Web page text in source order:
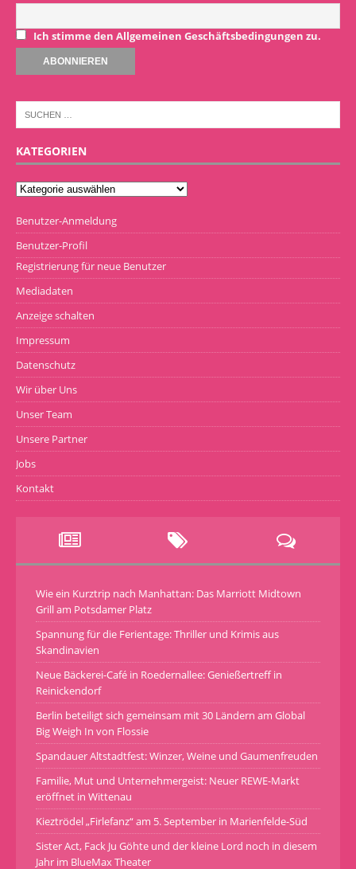
Ich stimme den Allgemeinen Geschäftsbedingungen zu.
KATEGORIEN
Benutzer-Anmeldung
Benutzer-Profil
Registrierung für neue Benutzer
Mediadaten
Anzeige schalten
Impressum
Datenschutz
Wir über Uns
Unser Team
Unsere Partner
Jobs
Kontakt
Wie ein Kurztrip nach Manhattan: Das Marriott Midtown
Grill am Potsdamer Platz
Spannung für die Ferientage: Thriller und Krimis aus
Skandinavien
Neue Bäckerei-Café in Roedernallee: Genießertreff in
Reinickendorf
Berlin beteiligt sich gemeinsam mit 30 Ländern am Global
Big Weigh In von Flossie
Spandauer Altstadtfest: Winzer, Weine und Gaumenfreuden
Familie, Mut und Unternehmergeist: Neuer REWE-Markt
eröffnet in Wittenau
Kieztrödel „Firlefanz“ am 5. September in Marienfelde-Süd
Sister Act, Fack Ju Göhte und der kleine Lord noch in diesem
Jahr im BlueMax Theater